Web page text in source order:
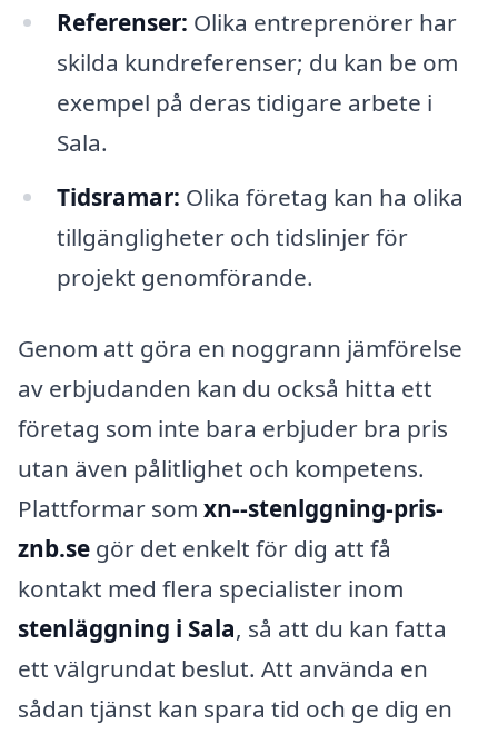
Referenser: Olika entreprenörer har
skilda kundreferenser; du kan be om
exempel på deras tidigare arbete i
Sala.
Tidsramar: Olika företag kan ha olika
tillgängligheter och tidslinjer för
projekt genomförande.
Genom att göra en noggrann jämförelse
av erbjudanden kan du också hitta ett
företag som inte bara erbjuder bra pris
utan även pålitlighet och kompetens.
Plattformar som xn--stenlggning-pris-
znb.se gör det enkelt för dig att få
kontakt med flera specialister inom
stenläggning i Sala, så att du kan fatta
ett välgrundat beslut. Att använda en
sådan tjänst kan spara tid och ge dig en